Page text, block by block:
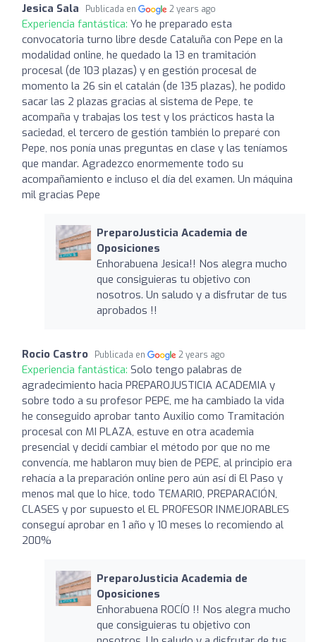
Jesica Sala Publicada en 2 years ago
Experiencia fantástica: Yo he preparado esta
convocatoria turno libre desde Cataluña con Pepe en la
modalidad online, he quedado la 13 en tramitación
procesal (de 103 plazas) y en gestión procesal de
momento la 26 sin el catalán (de 135 plazas), he podido
sacar las 2 plazas gracias al sistema de Pepe, te
acompaña y trabajas los test y los prácticos hasta la
saciedad, el tercero de gestión también lo preparé con
Pepe, nos ponía unas preguntas en clase y las teníamos
que mandar. Agradezco enormemente todo su
acompañamiento e incluso el día del examen. Un máquina
mil gracias Pepe
PreparoJusticia Academia de
Oposiciones
Enhorabuena Jesica!! Nos alegra mucho
que consiguieras tu objetivo con
nosotros. Un saludo y a disfrutar de tus
aprobados !!
Rocio Castro Publicada en 2 years ago
Experiencia fantástica: Solo tengo palabras de
agradecimiento hacia PREPAROJUSTICIA ACADEMIA y
sobre todo a su profesor PEPE, me ha cambiado la vida
he conseguido aprobar tanto Auxilio como Tramitación
procesal con MI PLAZA, estuve en otra academia
presencial y decidí cambiar el método por que no me
convencía, me hablaron muy bien de PEPE, al principio era
rehacía a la preparación online pero aún así di El Paso y
menos mal que lo hice, todo TEMARIO, PREPARACIÓN,
CLASES y por supuesto el EL PROFESOR INMEJORABLES
conseguí aprobar en 1 año y 10 meses lo recomiendo al
200%
PreparoJusticia Academia de
Oposiciones
Enhorabuena ROCÍO !! Nos alegra mucho
que consiguieras tu objetivo con